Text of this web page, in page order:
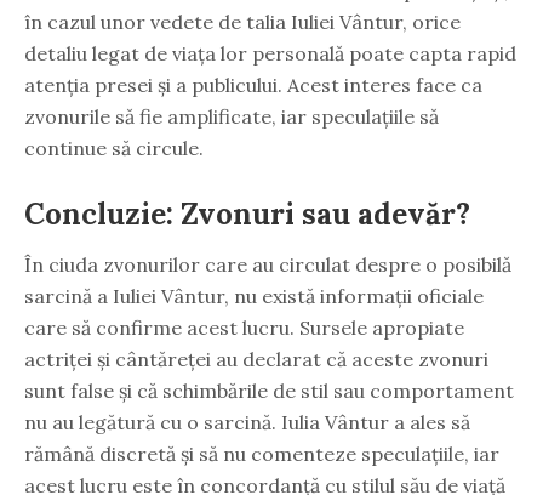
în cazul unor vedete de talia Iuliei Vântur, orice
detaliu legat de viața lor personală poate capta rapid
atenția presei și a publicului. Acest interes face ca
zvonurile să fie amplificate, iar speculațiile să
continue să circule.
Concluzie: Zvonuri sau adevăr?
În ciuda zvonurilor care au circulat despre o posibilă
sarcină a Iuliei Vântur, nu există informații oficiale
care să confirme acest lucru. Sursele apropiate
actriței și cântăreței au declarat că aceste zvonuri
sunt false și că schimbările de stil sau comportament
nu au legătură cu o sarcină. Iulia Vântur a ales să
rămână discretă și să nu comenteze speculațiile, iar
acest lucru este în concordanță cu stilul său de viață